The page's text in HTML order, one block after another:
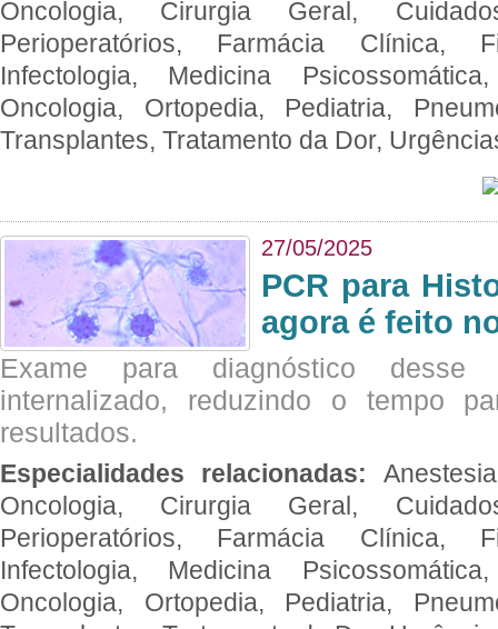
Oncologia, Cirurgia Geral,
Perioperatórios, Farmácia Clínica,
Infectologia, Medicina
Oncologia, Ortopedia, Pediatria,
Transplantes, Tratamento da Dor,
27/05/2025
PCR para
agora é feito
Exame para diagnóstico desse
internalizado, reduzindo o tempo
resultados.
Especialidades relacionadas:
Oncologia, Cirurgia Geral,
Perioperatórios, Farmácia Clínica,
Infectologia, Medicina
Oncologia, Ortopedia, Pediatria,